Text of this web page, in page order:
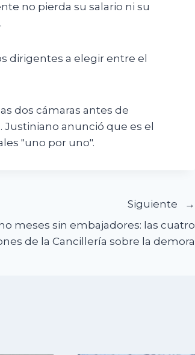
no pierda su salario ni su
dirigentes a elegir entre el
dos cámaras antes de
anunció que es el
"uno por uno".
Siguiente
meses sin embajadores: las cuatro
de la Cancillería sobre la demora